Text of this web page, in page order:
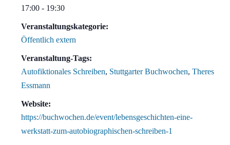
17:00 - 19:30
Veranstaltungskategorie:
Öffentlich extern
Veranstaltung-Tags:
Autofiktionales Schreiben, Stuttgarter Buchwochen, Theres
Essmann
Website:
https://buchwochen.de/event/lebensgeschichten-eine-
werkstatt-zum-autobiographischen-schreiben-1